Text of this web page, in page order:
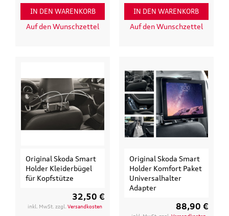
IN DEN WARENKORB
Auf den Wunschzettel
IN DEN WARENKORB
Auf den Wunschzettel
Original Skoda Smart
Holder Kleiderbügel
für Kopfstütze
32,50 €
inkl. MwSt. zzgl.Versandkosten
Original Skoda Smart
Holder Komfort Paket
Universalhalter
Adapter
88,90 €